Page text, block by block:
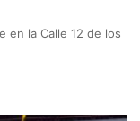
en la Calle 12 de los